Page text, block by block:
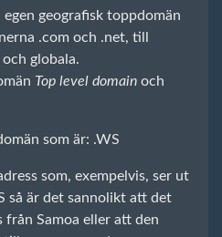
geografisk toppdomän
.com och .net, till
globala.
Top level domain och
som är: .WS
som, exempelvis, ser ut
så är det sannolikt att det
Samoa eller att den